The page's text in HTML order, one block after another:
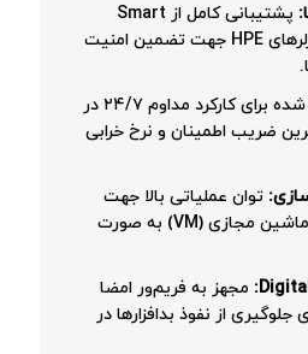
پشتیبانی کامل از Smart
Array و سایر کنترلرهای HPE جهت تضمین امنیت
طراحی شده برای کارکرد مداوم ۲۴/۷ در
ضریب اطمینان و نرخ خرابی
توان عملیاتی بالا جهت
میزبانی از چندین ماشین مجازی (VM) به صورت
مجهز به فریم‌ور امضا
از نفوذ بدافزارها در